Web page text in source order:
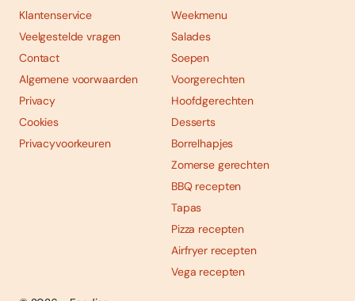
Klantenservice
Veelgestelde vragen
Contact
Algemene voorwaarden
Privacy
Cookies
Privacyvoorkeuren
Weekmenu
Salades
Soepen
Voorgerechten
Hoofdgerechten
Desserts
Borrelhapjes
Zomerse gerechten
BBQ recepten
Tapas
Pizza recepten
Airfryer recepten
Vega recepten